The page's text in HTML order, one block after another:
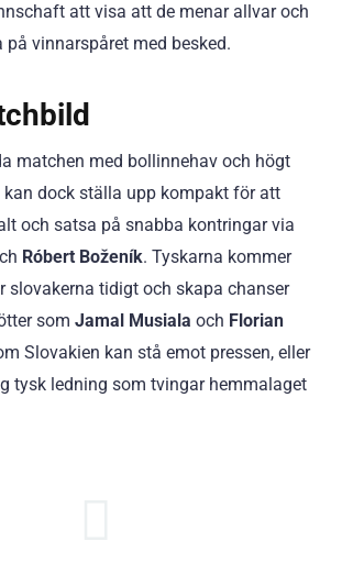
att visa att de menar allvar och
vinnarspåret med besked.
matchen med bollinnehav och högt
kan dock ställa upp kompakt för att
och satsa på snabba kontringar via
Róbert Boženík. Tyskarna kommer
slovakerna tidigt och skapa chanser
som Jamal Musiala och Florian
Slovakien kan stå emot pressen, eller
tysk ledning som tvingar hemmalaget